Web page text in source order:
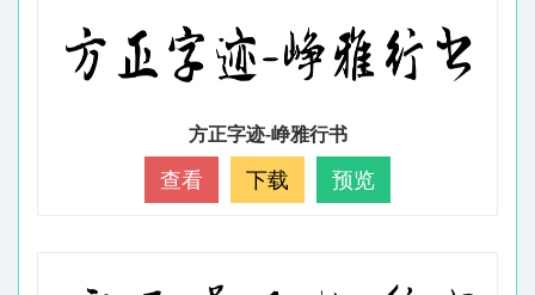
方正字迹-峥雅行书
查看 下载 预览